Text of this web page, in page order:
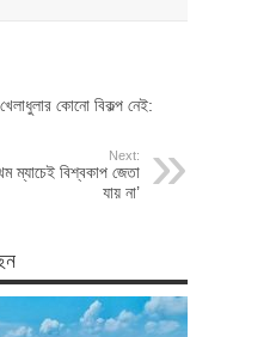
কোনো বিকল্প নেই:
Next:
ম্যাচেই বিশ্বকাপ জেতা
যায় না’